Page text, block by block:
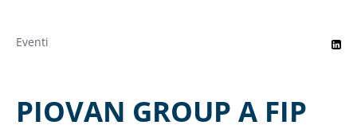
Eventi
PIOVAN GROUP A FIP